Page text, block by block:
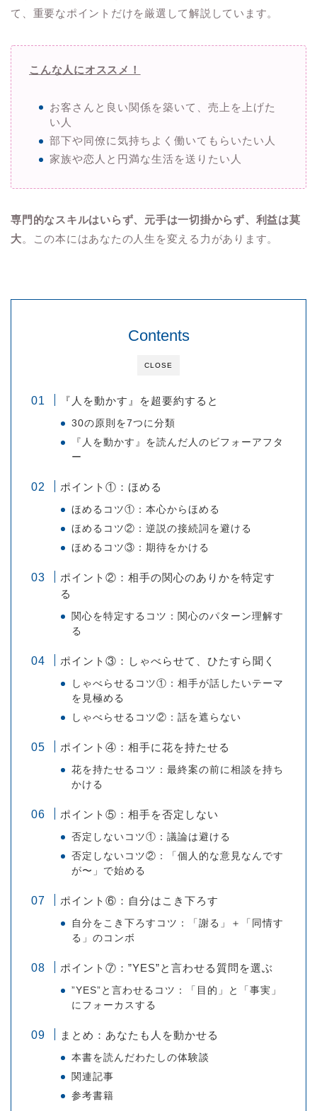
て、重要なポイントだけを厳選して解説しています。
こんな人にオススメ！
お客さんと良い関係を築いて、売上を上げた
い人
部下や同僚に気持ちよく働いてもらいたい人
家族や恋人と円満な生活を送りたい人
専門的なスキルはいらず、元手は一切掛からず、利益は莫
大。この本にはあなたの人生を変える力があります。
CLOSE
Contents
『人を動かす』を超要約すると
30の原則を7つに分類
『人を動かす』を読んだ人のビフォーアフタ
ー
ポイント①：ほめる
ほめるコツ①：本心からほめる
ほめるコツ②：逆説の接続詞を避ける
ほめるコツ③：期待をかける
ポイント②：相手の関心のありかを特定す
る
関心を特定するコツ：関心のパターン理解す
る
ポイント③：しゃべらせて、ひたすら聞く
しゃべらせるコツ①：相手が話したいテーマ
を見極める
しゃべらせるコツ②：話を遮らない
ポイント④：相手に花を持たせる
花を持たせるコツ：最終案の前に相談を持ち
かける
ポイント⑤：相手を否定しない
否定しないコツ①：議論は避ける
否定しないコツ②：「個人的な意見なんです
が〜」で始める
ポイント⑥：自分はこき下ろす
自分をこき下ろすコツ：「謝る」＋「同情す
る」のコンボ
ポイント⑦：”YES”と言わせる質問を選ぶ
”YES”と言わせるコツ：「目的」と「事実」
にフォーカスする
まとめ：あなたも人を動かせる
本書を読んだわたしの体験談
関連記事
参考書籍